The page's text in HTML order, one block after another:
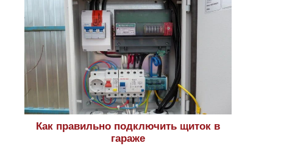
Как правильно подключить щиток в
гараже